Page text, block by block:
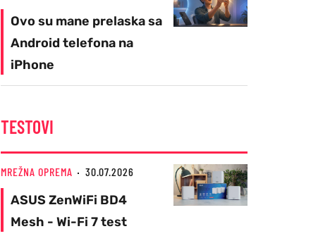
Ovo su mane prelaska sa
Android telefona na
iPhone
TESTOVI
MREŽNA OPREMA 30.07.2026
ASUS ZenWiFi BD4
Mesh - Wi-Fi 7 test